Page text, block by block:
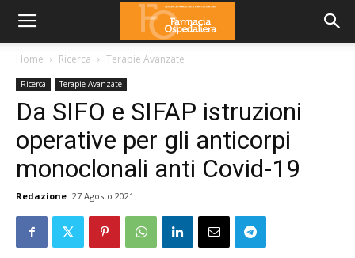
Home Ricerca Terapie Avanzate
Ricerca Terapie Avanzate
Da SIFO e SIFAP istruzioni
operative per gli anticorpi
monoclonali anti Covid-19
Redazione 27 Agosto 2021